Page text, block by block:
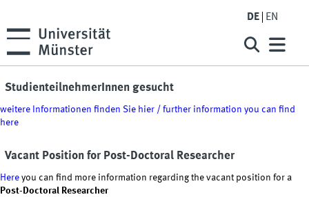
DE EN
StudienteilnehmerInnen gesucht
weitere Informationen finden Sie hier / further information you can find
here
Vacant Position for Post-Doctoral Researcher
Here you can find more information regarding the vacant position for a
Post-Doctoral Researcher